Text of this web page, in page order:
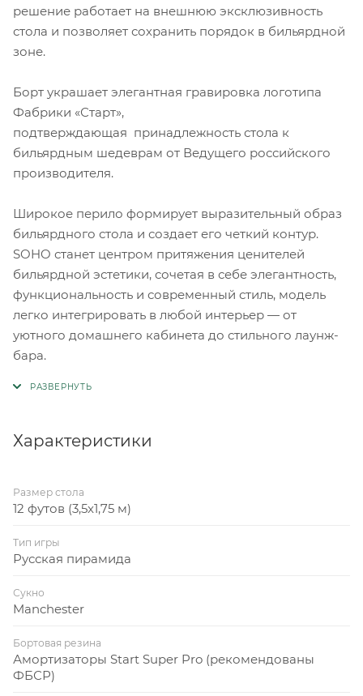
решение работает на внешнюю эксклюзивность
стола и позволяет сохранить порядок в бильярдной
зоне.
Борт украшает элегантная гравировка логотипа
Фабрики «Старт»,
подтверждающая принадлежность стола к
бильярдным шедеврам от Ведущего российского
производителя.
Широкое перило формирует выразительный образ
бильярдного стола и создает его четкий контур.
SOHO станет центром притяжения ценителей
бильярдной эстетики, сочетая в себе элегантность,
функциональность и современный стиль, модель
легко интегрировать в любой интерьер — от
уютного домашнего кабинета до стильного лаунж-
бара.
Характеристики
Размер стола
12 футов (3,5x1,75 м)
Тип игры
Русская пирамида
Сукно
Manchester
Бортовая резина
Амортизаторы Start Super Pro (рекомендованы
ФБСР)